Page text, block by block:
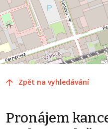
Zpět na vyhledávání
Pronájem